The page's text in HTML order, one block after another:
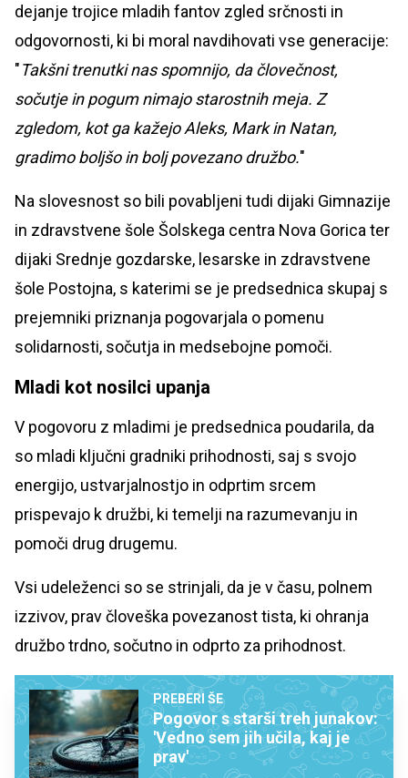
dejanje trojice mladih fantov zgled srčnosti in
odgovornosti, ki bi moral navdihovati vse generacije:
"Takšni trenutki nas spomnijo, da človečnost,
sočutje in pogum nimajo starostnih meja. Z
zgledom, kot ga kažejo Aleks, Mark in Natan,
gradimo boljšo in bolj povezano družbo."
Na slovesnost so bili povabljeni tudi dijaki Gimnazije
in zdravstvene šole Šolskega centra Nova Gorica ter
dijaki Srednje gozdarske, lesarske in zdravstvene
šole Postojna, s katerimi se je predsednica skupaj s
prejemniki priznanja pogovarjala o pomenu
solidarnosti, sočutja in medsebojne pomoči.
Mladi kot nosilci upanja
V pogovoru z mladimi je predsednica poudarila, da
so mladi ključni gradniki prihodnosti, saj s svojo
energijo, ustvarjalnostjo in odprtim srcem
prispevajo k družbi, ki temelji na razumevanju in
pomoči drug drugemu.
Vsi udeleženci so se strinjali, da je v času, polnem
izzivov, prav človeška povezanost tista, ki ohranja
družbo trdno, sočutno in odprto za prihodnost.
PREBERI ŠE
Pogovor s starši treh junakov:
'Vedno sem jih učila, kaj je
prav'